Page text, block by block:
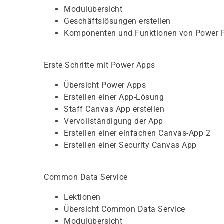
Modulübersicht
Geschäftslösungen erstellen
Komponenten und Funktionen von Power
Erste Schritte mit Power Apps
Übersicht Power Apps
Erstellen einer App-Lösung
Staff Canvas App erstellen
Vervollständigung der App
Erstellen einer einfachen Canvas-App 2
Erstellen einer Security Canvas App
Common Data Service
Lektionen
Übersicht Common Data Service
Modulübersicht